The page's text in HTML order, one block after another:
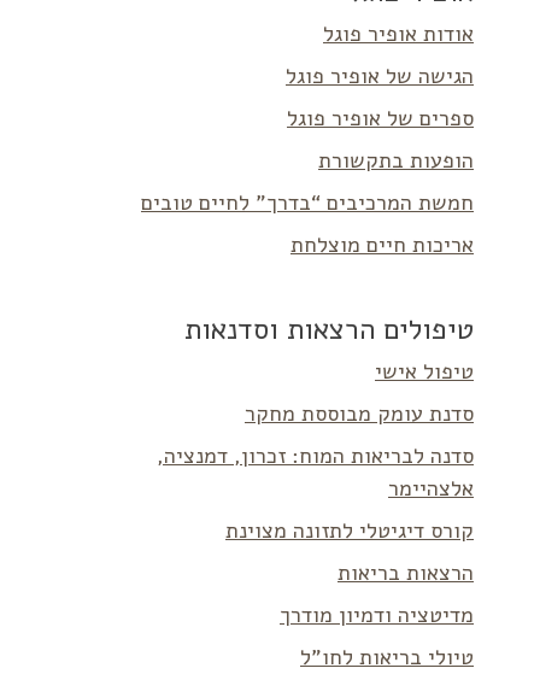
אודות אופיר פוגל
הגישה של אופיר פוגל
ספרים של אופיר פוגל
הופעות בתקשורת
חמשת המרכיבים “בדרך” לחיים טובים
אריכות חיים מוצלחת
טיפולים הרצאות וסדנאות
טיפול אישי
סדנת עומק מבוססת מחקר
סדנה לבריאות המוח: זכרון, דמנציה,
אלצהיימר
קורס דיגיטלי לתזונה מצוינת
הרצאות בריאות
מדיטציה ודמיון מודרך
טיולי בריאות לחו”ל